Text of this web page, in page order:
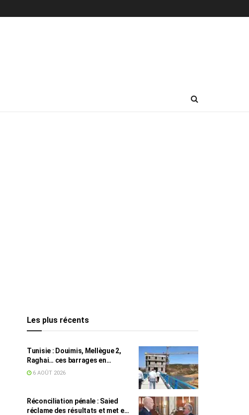
Les plus récents
Tunisie : Douimis, Mellègue 2,
Raghai… ces barrages en
construction qui pourraient
6 AOÛT 2026
Réconciliation pénale : Saied
réclame des résultats et met en